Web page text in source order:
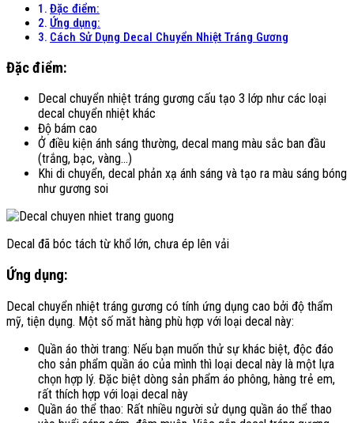
Đặc điểm:
Ứng dụng:
Cách Sử Dụng Decal Chuyển Nhiệt Tráng Gương
Đặc điểm:
Decal chuyển nhiệt tráng gương cấu tạo 3 lớp như các loại
decal chuyển nhiệt khác
Độ bám cao
Ở điều kiện ánh sáng thường, decal mang màu sắc ban đầu
(trắng, bạc, vàng…)
Khi di chuyển, decal phản xạ ánh sáng và tạo ra màu sáng bóng
như gương soi
Decal đã bóc tách từ khổ lớn, chưa ép lên vải
Ứng dụng:
Decal chuyển nhiệt tráng gương có tính ứng dụng cao bởi độ thẩm
mỹ, tiện dụng. Một số măt hàng phù hợp với loại decal này:
Quần áo thời trang: Nếu bạn muốn thử sự khác biệt, độc đáo
cho sản phẩm quần áo của mình thì loại decal này là một lựa
chọn hợp lý. Đặc biệt dòng sản phẩm áo phông, hàng trẻ em,
rất thích hợp với loại decal này
Quần áo thể thao: Rất nhiều người sử dụng quần áo thể thao